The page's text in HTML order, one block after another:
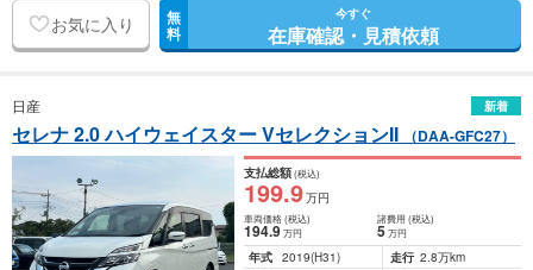
お気に入り 無
料
今すぐ
在庫確認・見積依頼
日産 新着
セレナ 2.0 ハイウェイスター VセレクションII （DAA-GFC27）
支払総額(税込)
199.9万円
車両価格(税込)
194.9万円
諸費用 (税込)
5 万円
年式 2019(H31) 走行 2.8万km